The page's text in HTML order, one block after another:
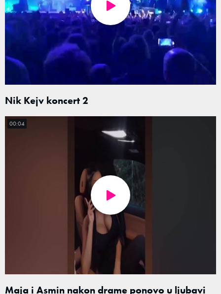
Nik Kejv koncert 2
Maja i Asmin nakon drame ponovo u ljubavi
00:04